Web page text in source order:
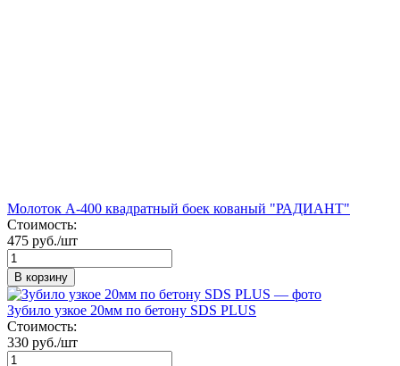
Молоток А-400 квадратный боек кованый "РАДИАНТ"
Стоимость:
475 руб./шт
В корзину
Зубило узкое 20мм по бетону SDS PLUS
Стоимость:
330 руб./шт